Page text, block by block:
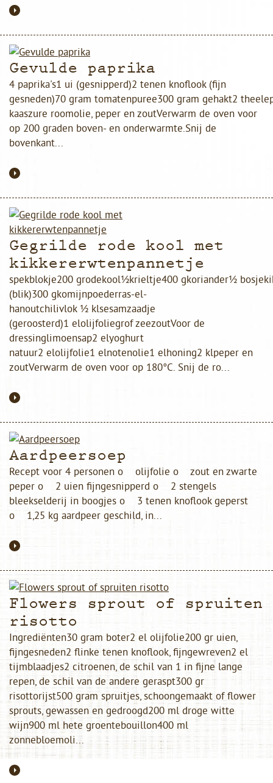
Gevulde paprika
4 paprika's1 ui (gesnipperd)2 tenen knoflook (fijn
gesneden)70 gram tomatenpuree300 gram gehakt2
kaaszure roomolie, peper en zoutVerwarm de oven voor
op 200 graden boven- en onderwarmte.Snij de
bovenkant...
Gegrilde rode kool met
kikkererwtenpannetje
spekblokje200 grodekool½krieltje400 gkoriander½
(blik)300 gkomijnpoederras-el-
hanoutchilivlok ½ klsesamzaadje
(geroosterd)1 elolijfoliegrof zeezoutVoor de
dressinglimoensap2 elyoghurt
natuur2 elolijfolie1 elnotenolie1 elhoning2 klpeper en
zoutVerwarm de oven voor op 180°C. Snij de ro...
Aardpeersoep
Recept voor 4 personen o olijfolie o zout en zwarte
peper o 2 uien fijngesnipperd o 2 stengels
bleekselderij in boogjes o 3 tenen knoflook geperst
o 1,25 kg aardpeer geschild, in...
Flowers sprout of spruiten
risotto
Ingrediënten30 gram boter2 el olijfolie200 gr uien,
fijngesneden2 flinke tenen knoflook, fijngewreven2 el
tijmblaadjes2 citroenen, de schil van 1 in fijne lange
repen, de schil van de andere geraspt300 gr
risottorijst500 gram spruitjes, schoongemaakt of flower
sprouts, gewassen en gedroogd200 ml droge witte
wijn900 ml hete groentebouillon400 ml
zonnebloemoli...